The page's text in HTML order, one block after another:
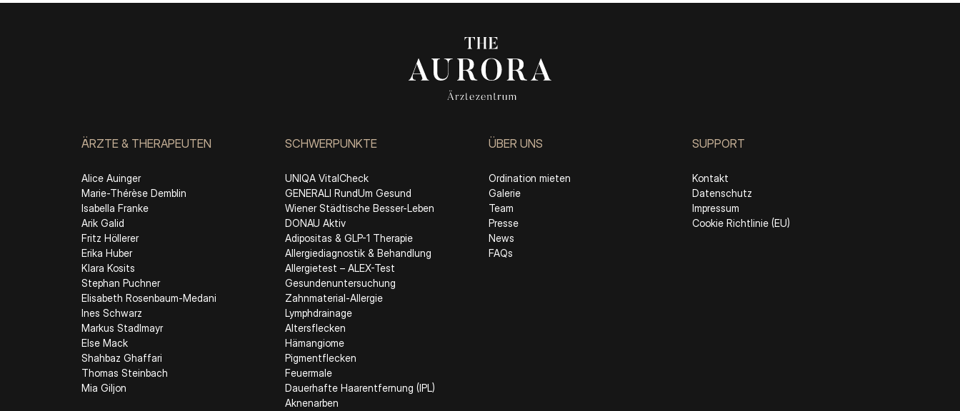
ÄRZTE & THERAPEUTEN
Alice Auinger
Marie-Thérèse Demblin
Isabella Franke
Arik Galid
Fritz Höllerer
Erika Huber
Klara Kosits
Stephan Puchner
Elisabeth Rosenbaum-Medani
Ines Schwarz
Markus Stadlmayr
Else Mack
Shahbaz Ghaffari
Thomas Steinbach
Mia Giljon
SCHWERPUNKTE
UNIQA VitalCheck
GENERALI RundUm Gesund
Wiener Städtische Besser-Leben
DONAU Aktiv
Adipositas & GLP-1 Therapie
Allergiediagnostik & Behandlung
Allergietest – ALEX-Test
Gesundenuntersuchung
Zahnmaterial-Allergie
Lymphdrainage
Altersflecken
Hämangiome
Pigmentflecken
Feuermale
Dauerhafte Haarentfernung (IPL)
Aknenarben
ÜBER UNS
Ordination mieten
Galerie
Team
Presse
News
FAQs
SUPPORT
Kontakt
Datenschutz
Impressum
Cookie Richtlinie (EU)